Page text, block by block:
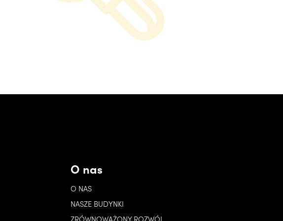
O nas
O NAS
NASZE BUDYNKI
ZRÓWNOWAŻONY ROZWÓJ